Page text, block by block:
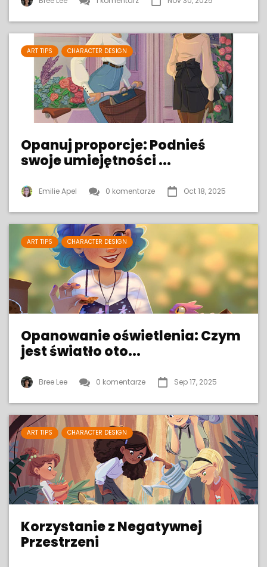
ART TIPS CHARACTER DESIGN
Opanuj proporcje: Podnieś
swoje umiejętności ...
Emilie Apel 0 komentarze Oct 18, 2025
ART TIPS CHARACTER DESIGN
Opanowanie oświetlenia: Czym
jest światło oto...
Bree Lee 0 komentarze Sep 17, 2025
ART TIPS CHARACTER DESIGN
Korzystanie z Negatywnej
Przestrzeni